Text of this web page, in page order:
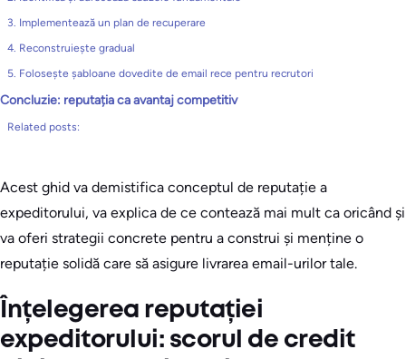
3. Implementează un plan de recuperare
4. Reconstruiește gradual
5. Folosește șabloane dovedite de email rece pentru recrutori
Concluzie: reputația ca avantaj competitiv
Related posts:
Acest ghid va demistifica conceptul de reputație a
expeditorului, va explica de ce contează mai mult ca oricând și
va oferi strategii concrete pentru a construi și menține o
reputație solidă care să asigure livrarea email-urilor tale.
Înțelegerea reputației
expeditorului: scorul de credit